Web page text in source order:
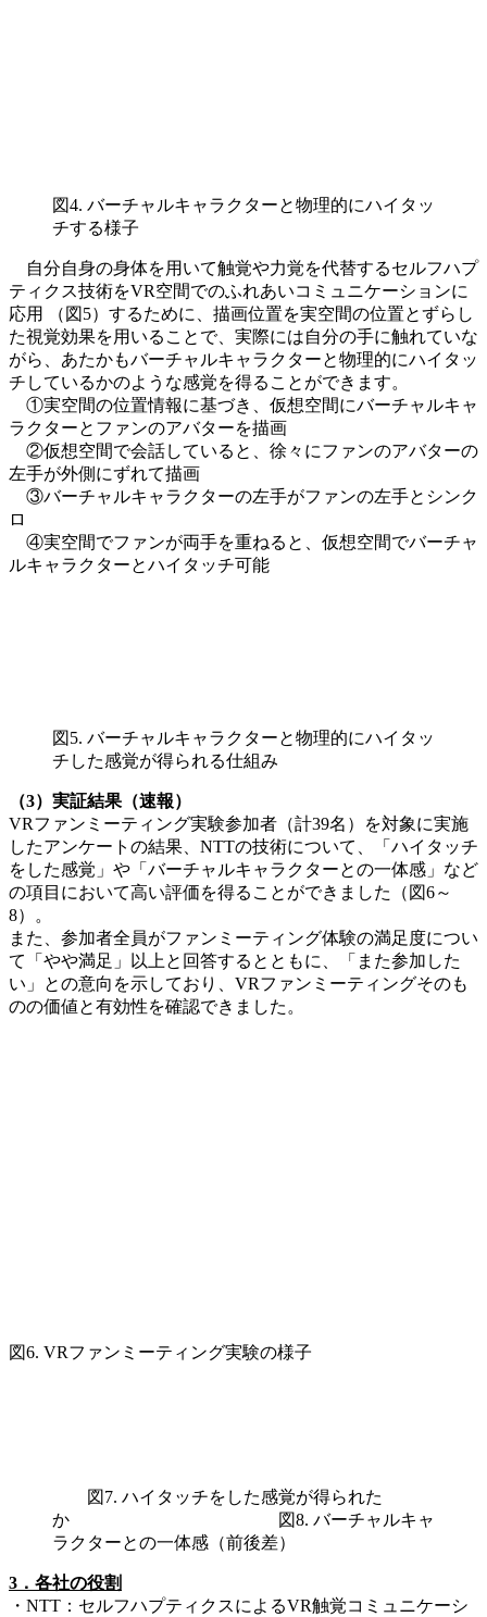
図4. バーチャルキャラクターと物理的にハイタッ
チする様子
自分自身の身体を用いて触覚や力覚を代替するセルフハプ
ティクス技術をVR空間でのふれあいコミュニケーションに
応用 （図5）するために、描画位置を実空間の位置とずらし
た視覚効果を用いることで、実際には自分の手に触れていな
がら、あたかもバーチャルキャラクターと物理的にハイタッ
チしているかのような感覚を得ることができます。
①実空間の位置情報に基づき、仮想空間にバーチャルキャ
ラクターとファンのアバターを描画
②仮想空間で会話していると、徐々にファンのアバターの
左手が外側にずれて描画
③バーチャルキャラクターの左手がファンの左手とシンク
ロ
④実空間でファンが両手を重ねると、仮想空間でバーチャ
ルキャラクターとハイタッチ可能
図5. バーチャルキャラクターと物理的にハイタッ
チした感覚が得られる仕組み
（3）実証結果（速報）
VRファンミーティング実験参加者（計39名）を対象に実施
したアンケートの結果、NTTの技術について、「ハイタッチ
をした感覚」や「バーチャルキャラクターとの一体感」など
の項目において高い評価を得ることができました（図6～
8）。
また、参加者全員がファンミーティング体験の満足度につい
て「やや満足」以上と回答するとともに、「また参加した
い」との意向を示しており、VRファンミーティングそのも
のの価値と有効性を確認できました。
図6. VRファンミーティング実験の様子
図7. ハイタッチをした感覚が得られた
か 図8. バーチャルキャ
ラクターとの一体感（前後差）
3．各社の役割
・NTT：セルフハプティクスによるVR触覚コミュニケーシ